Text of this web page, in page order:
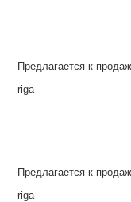
Предлагается к
riga
Предлагается к
riga